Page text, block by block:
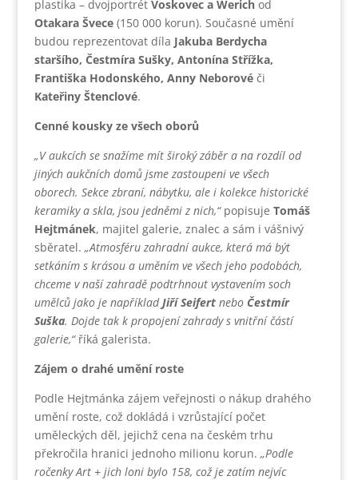
plastika – dvojportrétVoskovec a Werich od
Otakara Švece(150 000 korun). Současné umění
budou reprezentovat díla Jakuba Berdycha
staršího, Čestmíra Sušky, Antonína Střížka,
Františka Hodonského, Anny Neborovéči
Kateřiny Štenclové.
Cenné kousky ze všech oborů
„V aukcích se snažíme mít široký záběr a na rozdíl od
jiných aukčních domů jsme zastoupeni ve všech
oborech. Sekce zbraní, nábytku, ale i kolekce historické
keramiky a skla, jsou jedněmi z nich,“popisuje Tomáš
Hejtmánek, majitel galerie, znalec a sám i vášnivý
sběratel. „Atmosféru zahradní aukce, která má být
setkáním s krásou a uměním ve všech jeho podobách,
chceme v naší zahradě podtrhnout vystavením soch
umělců jako je napříkladJiří Seifertnebo Čestmír
Suška. Dojde tak k propojení zahrady s vnitřní částí
galerie,“říká galerista.
Zájem o drahé umění roste
Podle Hejtmánka zájem veřejnosti o nákup drahého
umění roste, což dokládá i vzrůstající počet
uměleckých děl, jejichž cena na českém trhu
překročila hranici jednoho milionu korun. „Podle
ročenky Art + jich loni bylo 158, což je zatím nejvíc